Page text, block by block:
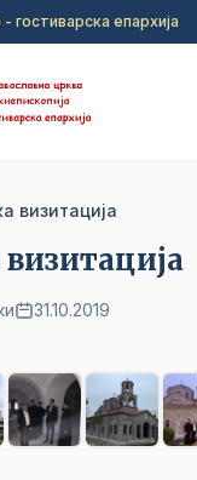
содржинаепархија
визитација
31.10.2019